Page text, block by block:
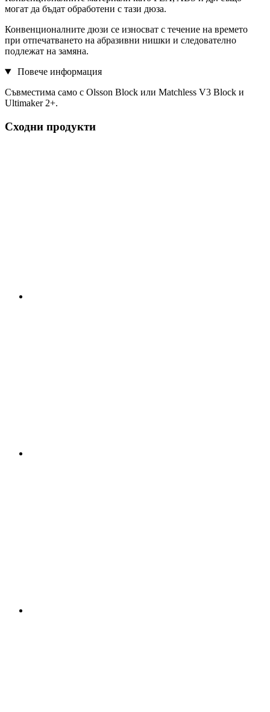
могат да бъдат обработени с тази дюза.
Конвенционалните дюзи се износват с течение на времето
при отпечатването на абразивни нишки и следователно
подлежат на замяна.
Повече информация
Съвместима само с Olsson Block или Matchless V3 Block и
Ultimaker 2+.
Сходни продукти